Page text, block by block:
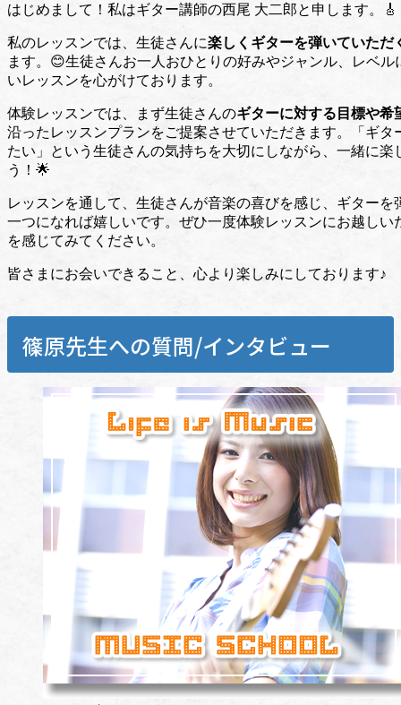
はじめまして！私はギター講師の西尾 大二郎と申します。🎸
私のレッスンでは、生徒さんに楽しくギターを弾いていただ
ます。😊生徒さんお一人おひとりの好みやジャンル、レベ
いレッスンを心がけております。
体験レッスンでは、まず生徒さんのギターに対する目標や希
沿ったレッスンプランをご提案させていただきます。「ギタ
たい」という生徒さんの気持ちを大切にしながら、一緒に
う！🌟
レッスンを通して、生徒さんが音楽の喜びを感じ、ギター
一つになれば嬉しいです。ぜひ一度体験レッスンにお越しい
を感じてみてください。
皆さまにお会いできること、心より楽しみにしております♪
篠原先生への質問/インタビュー